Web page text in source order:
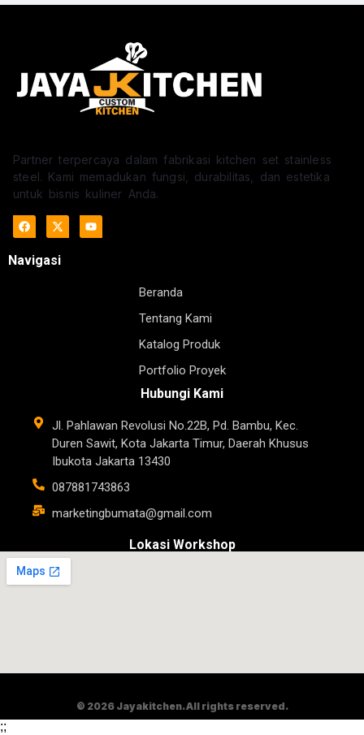
Partner terpercaya dalam fabrikasi kitchen set stainless
steel. Kami memadukan fungsi, durabilitas, dan estetika
untuk bisnis kuliner Anda.
Navigasi
Beranda
Tentang Kami
Katalog Produk
Portfolio Proyek
Hubungi Kami
Jl. Pahlawan Revolusi No.22B, Pd. Bambu, Kec.
Duren Sawit, Kota Jakarta Timur, Daerah Khusus
Ibukota Jakarta 13430
087881743863
marketingbumata@gmail.com
Lokasi Workshop
© 2026 Jayakitchen. All rights reserved.
;;